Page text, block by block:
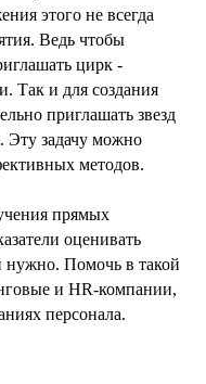
этого не всегда
Ведь чтобы
цирк -
Так и для создания
приглашать звезд
Эту задачу можно
методов.
прямых
оценивать
нужно. Помочь в такой
и HR-компании,
персонала.